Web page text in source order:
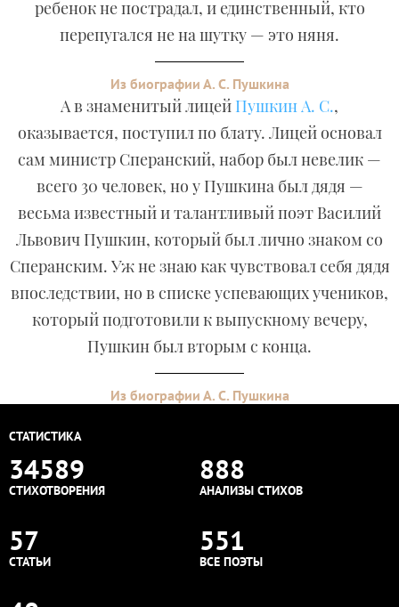
ребенок не пострадал, и единственный, кто
перепугался не на шутку — это няня.
Из биографии А. С. Пушкина
А в знаменитый лицей Пушкин А. С.,
оказывается, поступил по блату. Лицей основал
сам министр Сперанский, набор был невелик —
всего 30 человек, но у Пушкина был дядя —
весьма известный и талантливый поэт Василий
Львович Пушкин, который был лично знаком со
Сперанским. Уж не знаю как чувствовал себя дядя
впоследствии, но в списке успевающих учеников,
который подготовили к выпускному вечеру,
Пушкин был вторым с конца.
Из биографии А. С. Пушкина
СТАТИСТИКА
34589
СТИХОТВОРЕНИЯ
888
АНАЛИЗЫ СТИХОВ
57
СТАТЬИ
551
ВСЕ ПОЭТЫ